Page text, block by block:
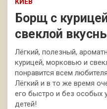
Борщ с
свеклой
Лёгкий, полезный,
курицей, морковью и
понравится всем
Лёгкий и в то же время
его быстро и без особых
детей!